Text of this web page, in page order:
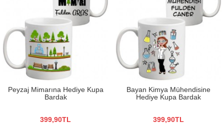
Peyzaj Mimarına Hediye Kupa
Bardak
399,90TL
Bayan Kimya Mühendisine
Hediye Kupa Bardak
399,90TL